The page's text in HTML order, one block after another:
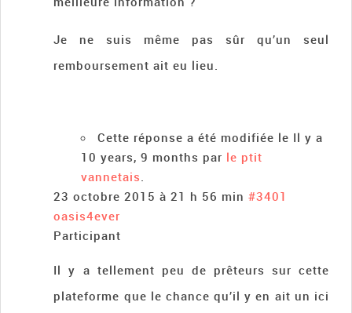
Je ne suis même pas sûr qu’un seul
remboursement ait eu lieu.
Cette réponse a été modifiée le Il y a
10 years, 9 months par le ptit
vannetais.
23 octobre 2015 à 21 h 56 min #3401
oasis4ever
Participant
Il y a tellement peu de prêteurs sur cette
plateforme que le chance qu’il y en ait un ici